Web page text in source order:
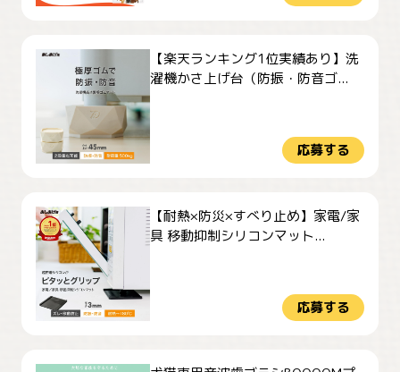
【楽天ランキング1位実績あり】洗
濯機かさ上げ台（防振・防音ゴ...
応募する
【耐熱×防災×すべり止め】家電/家
具 移動抑制シリコンマット...
応募する